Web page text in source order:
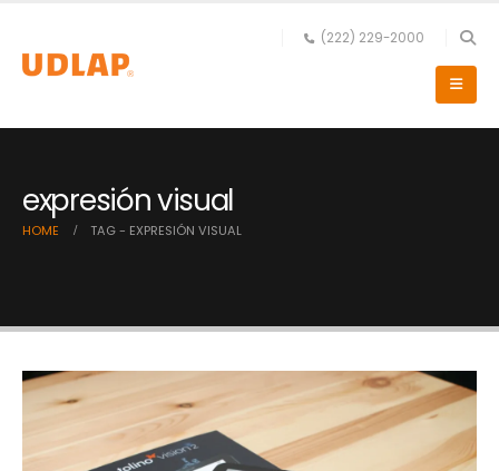
(222) 229-2000
expresión visual
HOME TAG - EXPRESIÓN VISUAL